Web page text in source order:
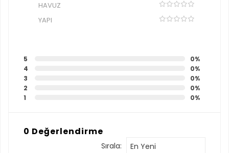
HAVUZ
YAPI
5
0%
4
0%
3
0%
2
0%
1
0%
0 Değerlendirme
Sırala:
En Yeni